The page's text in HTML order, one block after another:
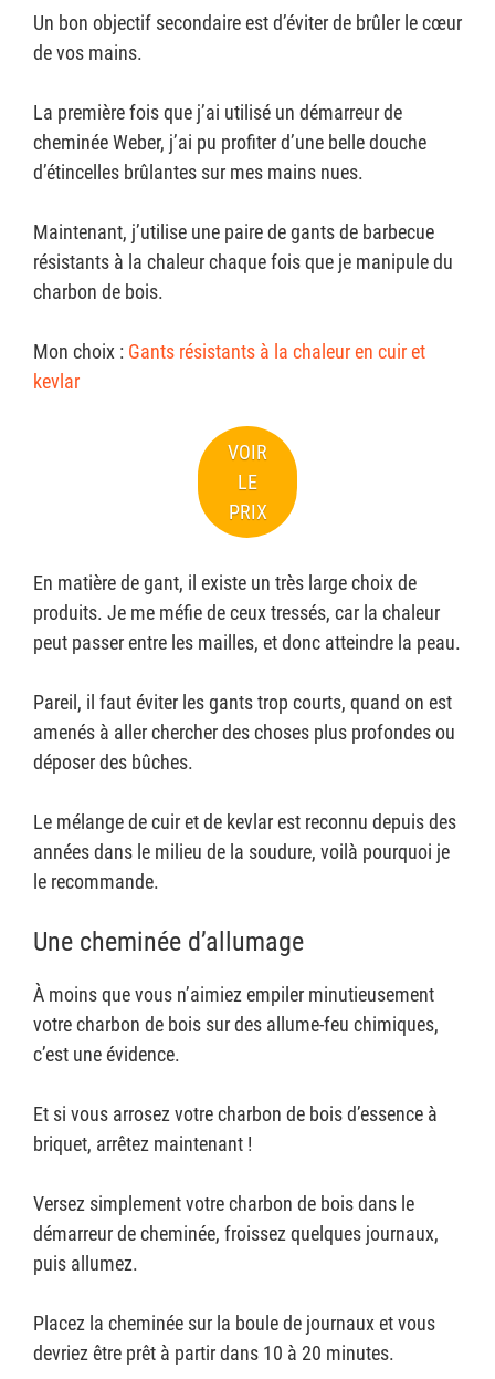
Un bon objectif secondaire est d’éviter de brûler le cœur
de vos mains.
La première fois que j’ai utilisé un démarreur de
cheminée Weber, j’ai pu profiter d’une belle douche
d’étincelles brûlantes sur mes mains nues.
Maintenant, j’utilise une paire de gants de barbecue
résistants à la chaleur chaque fois que je manipule du
charbon de bois.
Mon choix : Gants résistants à la chaleur en cuir et
kevlar
VOIR
LE
PRIX
En matière de gant, il existe un très large choix de
produits. Je me méfie de ceux tressés, car la chaleur
peut passer entre les mailles, et donc atteindre la peau.
Pareil, il faut éviter les gants trop courts, quand on est
amenés à aller chercher des choses plus profondes ou
déposer des bûches.
Le mélange de cuir et de kevlar est reconnu depuis des
années dans le milieu de la soudure, voilà pourquoi je
le recommande.
Une cheminée d’allumage
À moins que vous n’aimiez empiler minutieusement
votre charbon de bois sur des allume-feu chimiques,
c’est une évidence.
Et si vous arrosez votre charbon de bois d’essence à
briquet, arrêtez maintenant !
Versez simplement votre charbon de bois dans le
démarreur de cheminée, froissez quelques journaux,
puis allumez.
Placez la cheminée sur la boule de journaux et vous
devriez être prêt à partir dans 10 à 20 minutes.